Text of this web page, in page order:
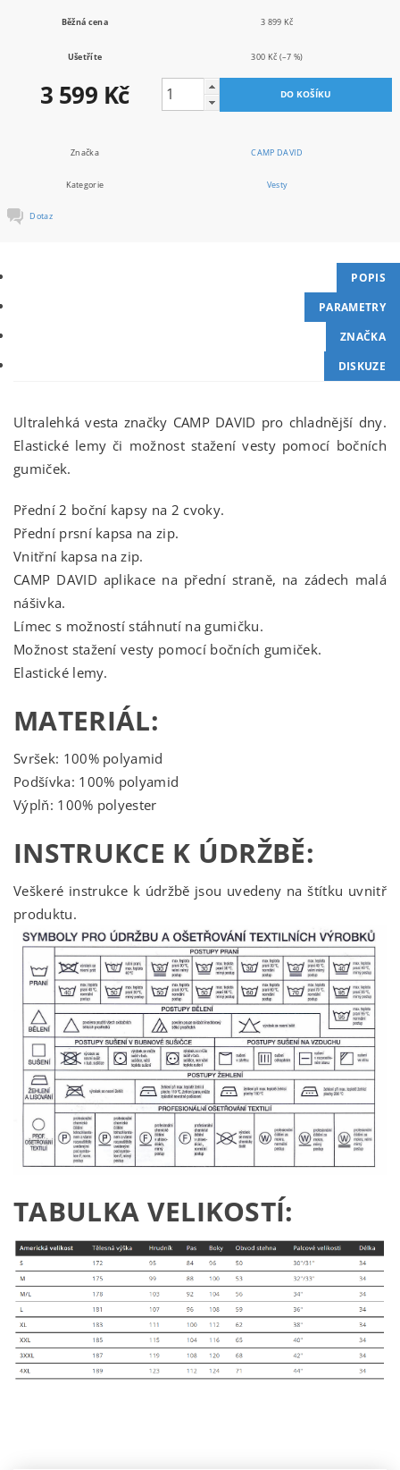
Běžná cena 3 899 Kč
Ušetříte 300 Kč (–7 %)
3 599 Kč
Značka CAMP DAVID
Kategorie Vesty
Dotaz
POPIS
PARAMETRY
ZNAČKA
DISKUZE
Ultralehká vesta značky CAMP DAVID pro chladnější dny.
Elastické lemy či možnost stažení vesty pomocí bočních
gumiček.
Přední 2 boční kapsy na 2 cvoky.
Přední prsní kapsa na zip.
Vnitřní kapsa na zip.
CAMP DAVID aplikace na přední straně, na zádech malá
nášivka.
Límec s možností stáhnutí na gumičku.
Možnost stažení vesty pomocí bočních gumiček.
Elastické lemy.
MATERIÁL:
Svršek: 100% polyamid
Podšívka: 100% polyamid
Výplň: 100% polyester
INSTRUKCE K ÚDRŽBĚ:
Veškeré instrukce k údržbě jsou uvedeny na štítku uvnitř
produktu.
TABULKA VELIKOSTÍ: